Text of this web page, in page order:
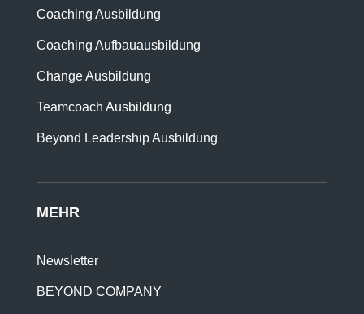
Coaching Ausbildung
Coaching Aufbauausbildung
Change Ausbildung
Teamcoach Ausbildung
Beyond Leadership Ausbildung
MEHR
Newsletter
BEYOND COMPANY